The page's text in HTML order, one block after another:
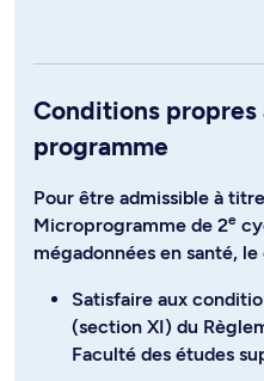
Conditions propres
programme
Pour être admissible à
Microprogramme de 2e
mégadonnées en santé,
Satisfaire aux
(section XI) du
Faculté des études